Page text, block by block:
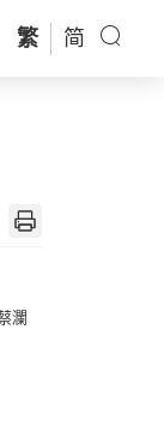
繁 简
瀾